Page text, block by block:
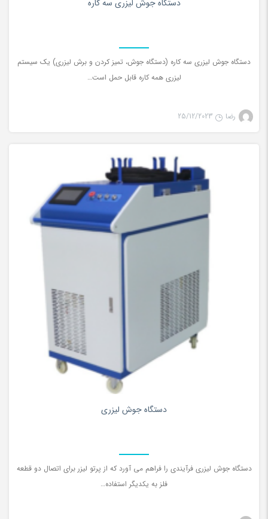
دستگاه جوش لیزری سه کاره
دستگاه جوش لیزری سه کاره (دستگاه جوش، تمیز کردن و برش لیزری) یک سیستم
لیزری همه کاره قابل حمل است…
رضا 25/12/2023
دستگاه جوش لیزری
دستگاه جوش لیزری فرآیندی را فراهم می آورد که از پرتو لیزر برای اتصال دو قطعه
فلز به یکدیگر استفاده…